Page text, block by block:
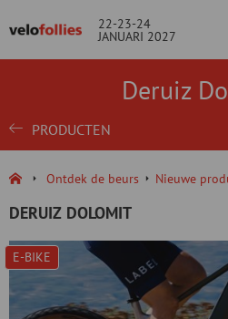
22-23-24
JANUARI 2027
Deruiz
PRODUCTEN
Ontdek de beurs Nieuwe
DERUIZ DOLOMIT
E-BIKE